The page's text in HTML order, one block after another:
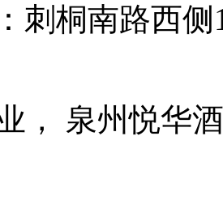
刺桐南路西
， 泉州悦